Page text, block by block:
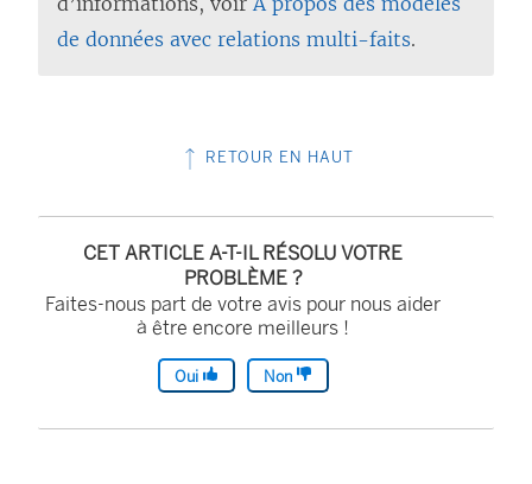
de données avec relations multi-faits.
RETOUR EN HAUT
CET ARTICLE A-T-IL RÉSOLU VOTRE
PROBLÈME ?
Faites-nous part de votre avis pour nous aider
à être encore meilleurs !
Oui Non